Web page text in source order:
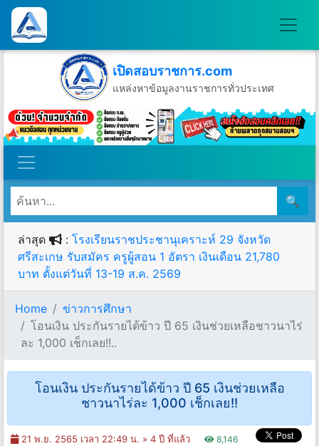
เปิดสอบราชการ.com
แหล่งหาข้อมูลงานราชการทั่วประเทศ
วันอาทิตย์ที่ 9 เดือนสิงหาคม พ.ศ.2569
🔍
ล่าสุด : โรงเรียนราชประชานุเคราะห์ 29 จังหวัด
ศรีสะเกษ รับสมัคร ครูผู้สอน 1 อัตรา เงินเดือน 21,780
บาท ตั้งแต่วันที่ 13-19 ส.ค. 2569
Home
ข่าวการศึกษา
โอนเงิน ประกันรายได้ข้าว ปี 65 เงินช่วยเหลือชาวนาไร่
ละ 1,000 เช็กเลย!!..
โอนเงิน ประกันรายได้ข้าว ปี 65 เงินช่วยเหลือ
ชาวนาไร่ละ 1,000 เช็กเลย!!
21 พ.ย. 2565 เวลา 22:49 น. » 4 ปี ที่แล้ว 8,146